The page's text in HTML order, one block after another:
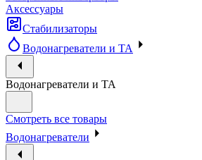
Аксессуары
Стабилизаторы
Водонагреватели и ТА
Водонагреватели и ТА
Смотреть все товары
Водонагреватели